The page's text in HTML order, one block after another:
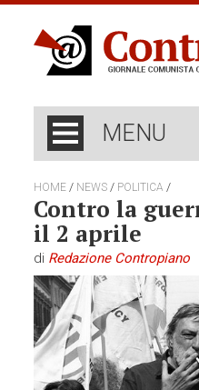
MENU
HOME / NEWS / POLITICA /
Contro la
il 2 aprile
di Redazione Contropiano